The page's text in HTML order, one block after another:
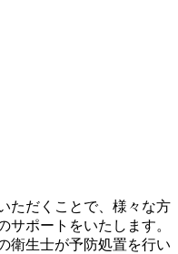
ただくことで、様々な方
サポートをいたします。
衛生士が予防処置を行い